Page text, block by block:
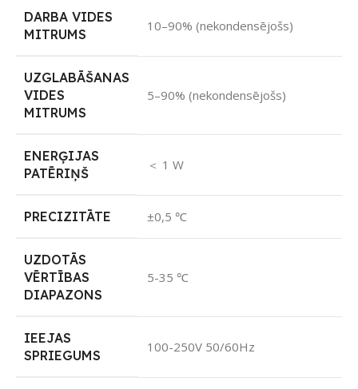
DARBA VIDES
MITRUMS
10–90% (nekondensējošs)
UZGLABĀŠANAS
VIDES
MITRUMS
5–90% (nekondensējošs)
ENERĢIJAS
PATĒRIŅŠ
＜ 1 W
PRECIZITĀTE ±0,5 ℃
UZDOTĀS
VĒRTĪBAS
DIAPAZONS
5-35 ℃
IEEJAS
SPRIEGUMS
100-250V 50/60Hz